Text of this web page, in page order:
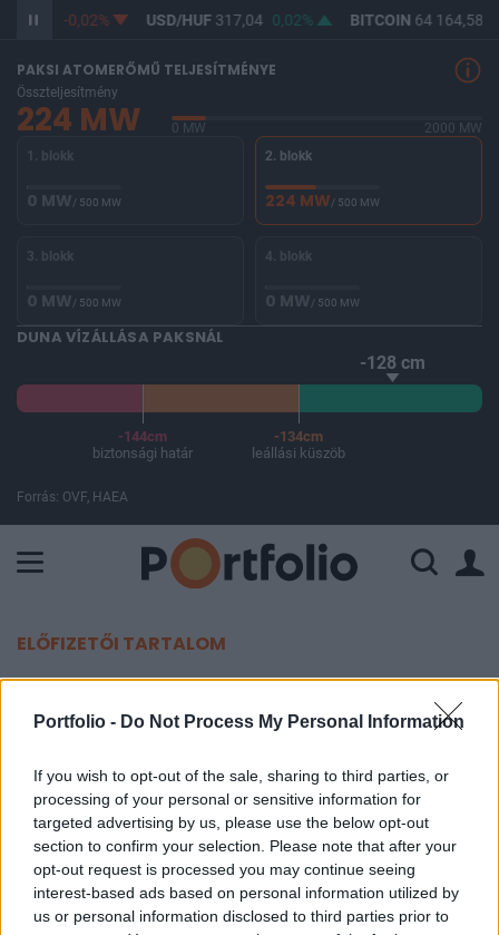
Portfolio - Do Not Process My Personal Information
If you wish to opt-out of the sale, sharing to third parties, or
processing of your personal or sensitive information for
targeted advertising by us, please use the below opt-out
section to confirm your selection. Please note that after your
opt-out request is processed you may continue seeing
interest-based ads based on personal information utilized by
us or personal information disclosed to third parties prior to
365,33 -0,02% USD/HUF 317,04 0,02% BITCOIN 64 164,58
PAKSI ATOMERŐMŰ TELJESÍTMÉNYE
Összteljesítmény
224 MW 0 MW
2000 MW
1. blokk
0 MW/ 500 MW
2. blokk
224 MW/ 500 MW
3. blokk
0 MW/ 500 MW
4. blokk
0 MW/ 500 MW
DUNA VÍZÁLLÁSA PAKSNÁL
-128 cm
-144cm
biztonsági határ
-134cm
leállási küszöb
Forrás: OVF, HAEA
ELŐFIZETŐI TARTALOM
letartóztatott polgármester: „az
igazság ki fog derülni”
Portfolio
2026. június 04. 19:45
Ügyvédje segítségével Facebook-oldalán közölte